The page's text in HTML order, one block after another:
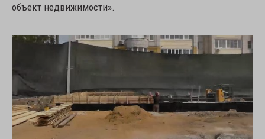
объект недвижимости».